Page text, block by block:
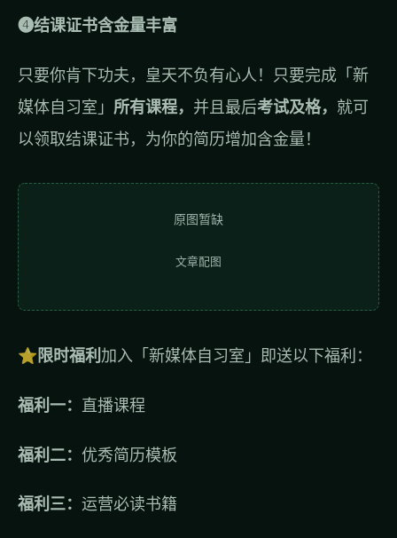
❹结课证书含金量丰富
只要你肯下功夫，皇天不负有心人！只要完成「新
媒体自习室」 所有课程， 并且最后考试及格， 就可
以领取结课证书，为你的简历增加含金量！
原图暂缺
文章配图
⭐限时福利 加入「新媒体自习室」即送以下福利：
福利一： 直播课程
福利二： 优秀简历模板
福利三： 运营必读书籍